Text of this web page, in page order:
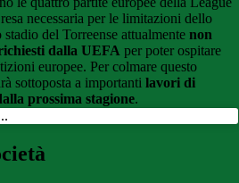
necessaria per le limitazioni dello
stadio del Torreense attualmente non
dalla UEFA per poter ospitare
europee. Per colmare questo
sottoposta a importanti lavori di
prossima stagione.